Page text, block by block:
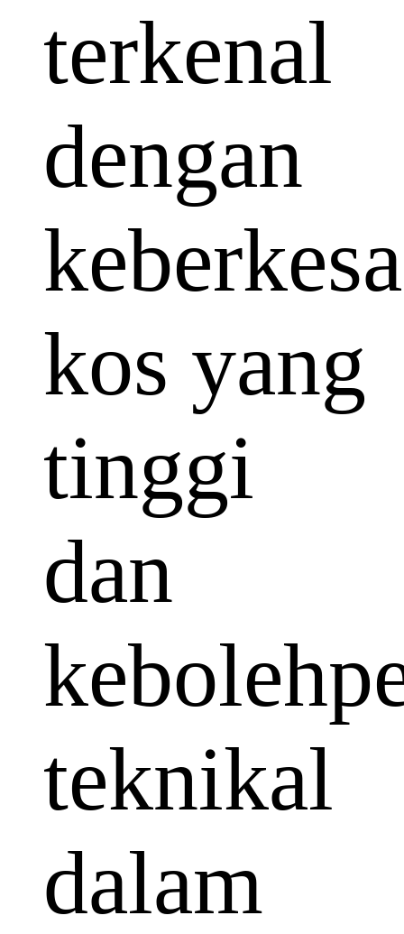
terkenal
dengan
kos yang
tinggi
dan
teknikal
dalam